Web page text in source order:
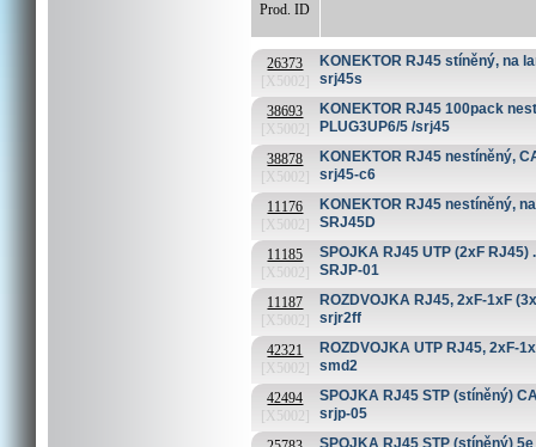
Prod. ID
26373
[X5002]
KONEKTOR RJ45 stíněný, na
srj45s
38693
[X5002]
KONEKTOR RJ45 100pack
PLUG3UP6/5 /srj45
38878
[X5002]
KONEKTOR RJ45 nestíněný,
srj45-c6
11176
[X5002]
KONEKTOR RJ45 nestíněný,
SRJ45D
11185
[X5002]
SPOJKA RJ45 UTP (2xF RJ45)
SRJP-01
11187
[X5002]
ROZDVOJKA RJ45, 2xF-1xF
srjr2ff
42321
[X5002]
ROZDVOJKA UTP RJ45, 2xF-
smd2
42494
[X5002]
SPOJKA RJ45 STP (stíněný)
srjp-05
SPOJKA RJ45 STP (stíněný)